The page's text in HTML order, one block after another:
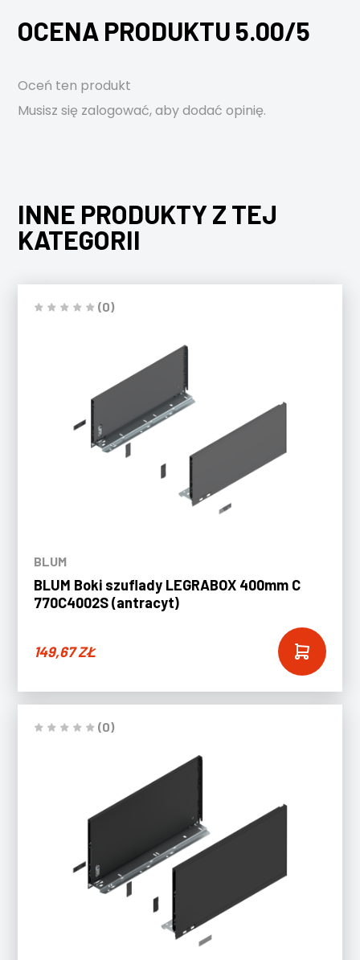
OCENA PRODUKTU 5.00/5
Oceń ten produkt
Musisz się zalogować, aby dodać opinię.
INNE PRODUKTY Z TEJ
KATEGORII
(0)
BLUM
BLUM Boki szuflady LEGRABOX 400mm C
770C4002S (antracyt)
149,67ZŁ
(0)